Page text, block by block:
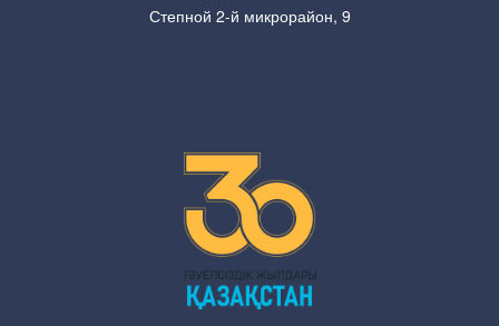
Степной 2-й микрорайон, 9